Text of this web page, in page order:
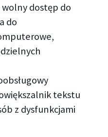
wolny dostęp do
do
tekstu
z dysfunkcjami